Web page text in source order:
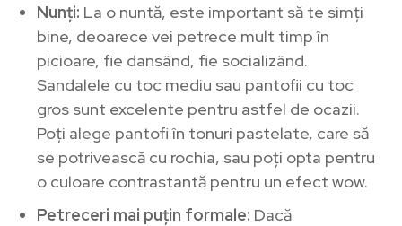
Nunți: La o nuntă, este important să te simți
bine, deoarece vei petrece mult timp în
picioare, fie dansând, fie socializând.
Sandalele cu toc mediu sau pantofii cu toc
gros sunt excelente pentru astfel de ocazii.
Poți alege pantofi în tonuri pastelate, care să
se potrivească cu rochia, sau poți opta pentru
o culoare contrastantă pentru un efect wow.
Petreceri mai puțin formale: Dacă